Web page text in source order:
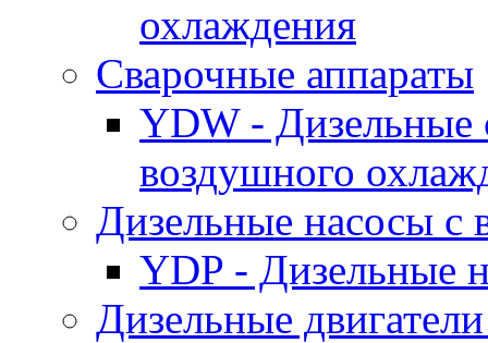
охлаждения
Cварочные аппараты
YDW - Дизельные
воздушного
Дизельные насосы
YDP - Дизельные
Дизельные